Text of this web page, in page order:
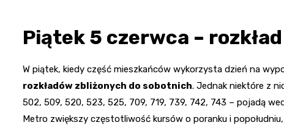
Piątek 5 czerwca –
W piątek, kiedy część mieszkańców wykorzysta dzień na
rozkładów zbliżonych do sobotnich. Jednak niektóre z
502, 509, 520, 523, 525, 709, 719, 739, 742, 743 – pojadą
Metro zwiększy częstotliwość kursów o poranku i